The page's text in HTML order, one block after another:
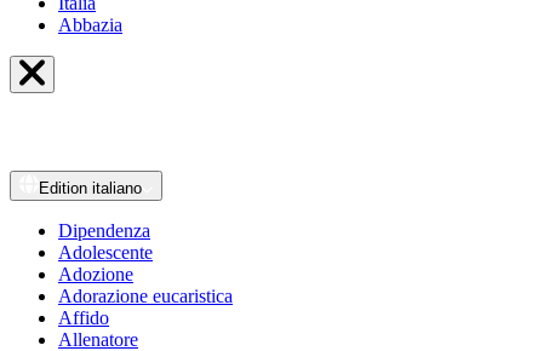
Abbazia
Edition italiano
Dipendenza
Adolescente
Adozione
Adorazione eucaristica
Affido
Allenatore